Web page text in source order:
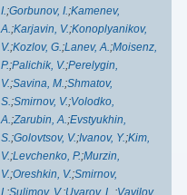
I.;Gorbunov, I.;Kamenev,
A.;Karjavin, V.;Konoplyanikov,
V.;Kozlov, G.;Lanev, A.;Moisenz,
P.;Palichik, V.;Perelygin,
V.;Savina, M.;Shmatov,
S.;Smirnov, V.;Volodko,
A.;Zarubin, A.;Evstyukhin,
S.;Golovtsov, V.;Ivanov, Y.;Kim,
V.;Levchenko, P.;Murzin,
V.;Oreshkin, V.;Smirnov,
I.;Sulimov, V.;Uvarov, L.;Vavilov,